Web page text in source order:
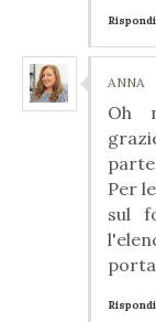
Rispondi
ANNA
Oh
Per
sul
Rispondi